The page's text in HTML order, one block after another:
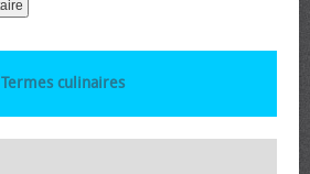
Termes culinaires